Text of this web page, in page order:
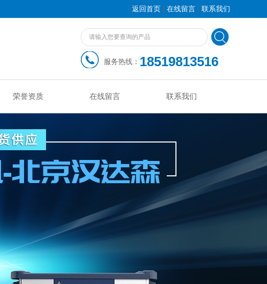
返回首页 | 在线留言 | 联系我们
服务热线： 18519813516
荣誉资质 在线留言 联系我们